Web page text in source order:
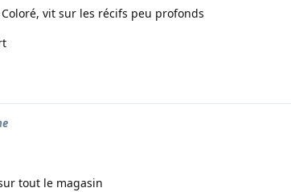
vit sur les récifs peu profonds
tout le magasin